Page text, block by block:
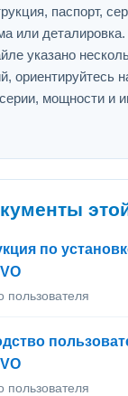
паспорт,
или деталировка.
указано
ориентируйтесь
мощности и
по
пользователя
пользователя